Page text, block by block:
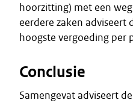
hoorzitting) met een
eerdere zaken adviseert
hoogste vergoeding per
Conclusie
Samengevat adviseert